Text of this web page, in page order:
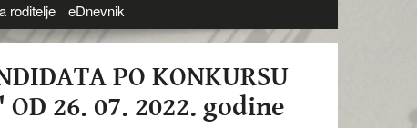
roditelje eDnevnik
PO KONKURSU
OD 26. 07. 2022. godine